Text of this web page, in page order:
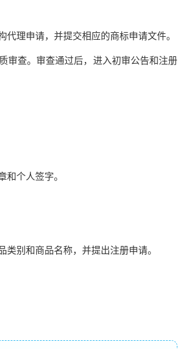
理申请，并提交相应的商标申请文件。
查。审查通过后，进入初审公告和注册
个人签字。
别和商品名称，并提出注册申请。